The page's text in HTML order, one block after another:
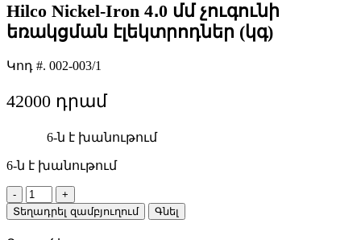
Hilco Nickel-Iron 4․0 մմ չուգունի
եռակցման էլեկտրոդներ (կգ)
Կոդ #. 002-003/1
42000
6-ն է խանութում
6-ն է խանութում
Hilco
Nickel-
Iron
Տեղադրել զամբյուղում Գնել